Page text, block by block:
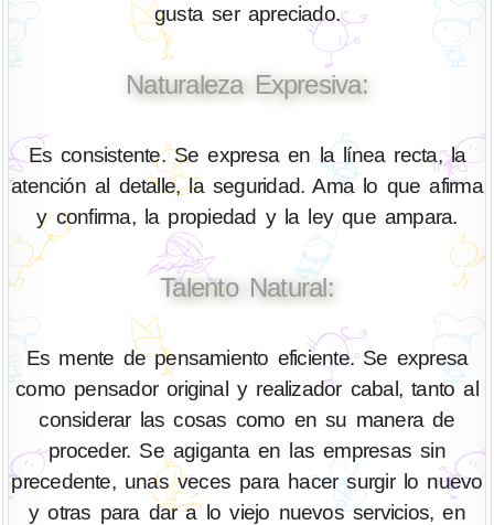
gusta ser apreciado.
Naturaleza Expresiva:
Es consistente. Se expresa en la línea recta, la
atención al detalle, la seguridad. Ama lo que afirma
y confirma, la propiedad y la ley que ampara.
Talento Natural:
Es mente de pensamiento eficiente. Se expresa
como pensador original y realizador cabal, tanto al
considerar las cosas como en su manera de
proceder. Se agiganta en las empresas sin
precedente, unas veces para hacer surgir lo nuevo
y otras para dar a lo viejo nuevos servicios, en